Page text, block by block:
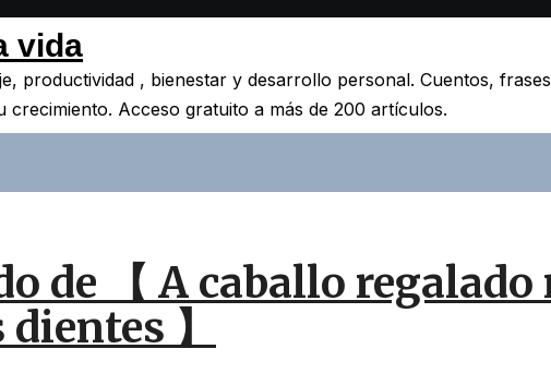
vida
productividad , bienestar y desarrollo personal. Cuentos,
crecimiento. Acceso gratuito a más de 200 artículos.
de 【 A caballo regalado
】